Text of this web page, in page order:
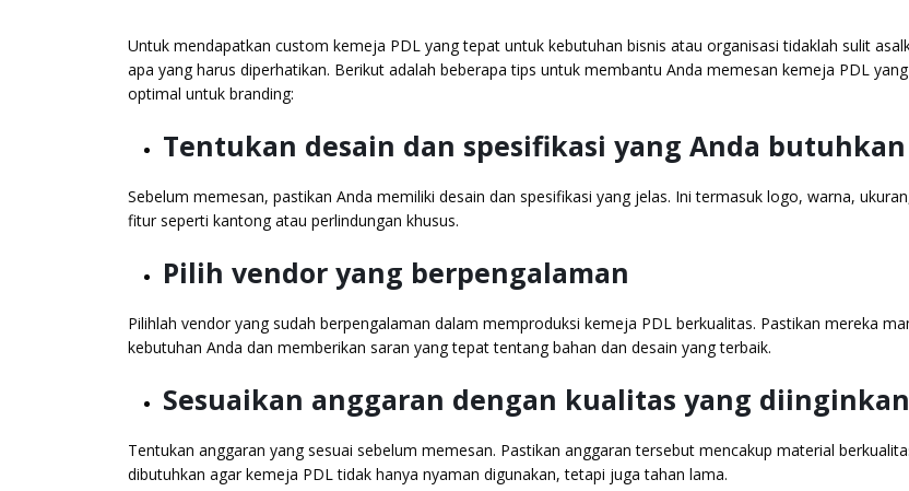
Untuk mendapatkan custom kemeja PDL yang tepat untuk kebutuhan bisnis atau organisasi tidaklah sulit
apa yang harus diperhatikan. Berikut adalah beberapa tips untuk membantu Anda memesan kemeja PDL
optimal untuk branding:
Tentukan desain dan spesifikasi yang Anda butuhkan
Sebelum memesan, pastikan Anda memiliki desain dan spesifikasi yang jelas. Ini termasuk logo, warna,
fitur seperti kantong atau perlindungan khusus.
Pilih vendor yang berpengalaman
Pilihlah vendor yang sudah berpengalaman dalam memproduksi kemeja PDL berkualitas. Pastikan mereka
kebutuhan Anda dan memberikan saran yang tepat tentang bahan dan desain yang terbaik.
Sesuaikan anggaran dengan kualitas yang diinginkan
Tentukan anggaran yang sesuai sebelum memesan. Pastikan anggaran tersebut mencakup material
dibutuhkan agar kemeja PDL tidak hanya nyaman digunakan, tetapi juga tahan lama.